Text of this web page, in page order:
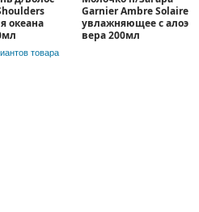
океана
товара
Garnier Ambre Solaire
увлажняющее с алоэ
вера 200мл